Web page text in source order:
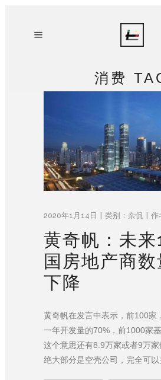
消费
2020年1月14日 类别： 杂侃 作
黄奇帆：未来
国房地产商
下降
黄奇帆在发言中表示，前100家
一年开发量的70%，前1000家基
这个意思还有8.9万家或者9万家
绝大部分是空壳公司，完全可以